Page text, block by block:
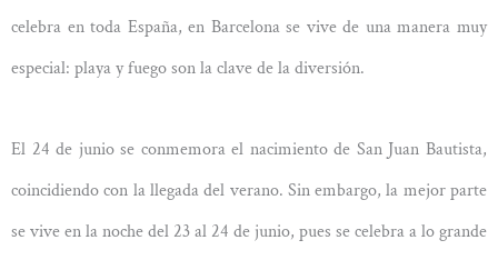
celebra en toda España, en Barcelona se vive de una manera muy
especial: playa y fuego son la clave de la diversión.
El 24 de junio se conmemora el nacimiento de San Juan Bautista,
coincidiendo con la llegada del verano. Sin embargo, la mejor parte
se vive en la noche del 23 al 24 de junio, pues se celebra a lo grande